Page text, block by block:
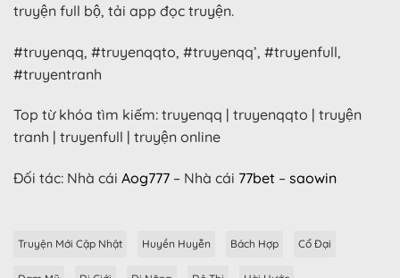
truyện full bộ, tải app đọc truyện.
#truyenqq, #truyenqqto, #truyenqq’, #truyenfull,
#truyentranh
Top từ khóa tìm kiếm: truyenqq | truyenqqto | truyện
tranh | truyenfull | truyện online
Đối tác: Nhà cái Aog777 – Nhà cái 77bet – saowin
Truyện Mới Cập Nhật Huyền Huyễn Bách Hợp Cổ Đại